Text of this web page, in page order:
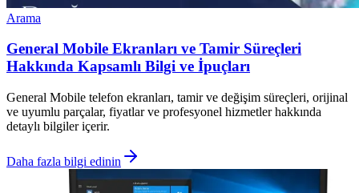
Arama
General Mobile Ekranları ve Tamir Süreçleri
Hakkında Kapsamlı Bilgi ve İpuçları
General Mobile telefon ekranları, tamir ve değişim süreçleri, orijinal
ve uyumlu parçalar, fiyatlar ve profesyonel hizmetler hakkında
detaylı bilgiler içerir.
Daha fazla bilgi edinin